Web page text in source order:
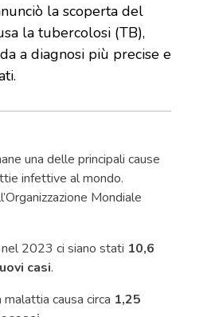
la scoperta del
la tubercolosi (TB),
a diagnosi più precise e
una delle principali cause
infettive al mondo.
Mondiale
2023 ci siano stati 10,6
casi.
malattia causa circa 1,25